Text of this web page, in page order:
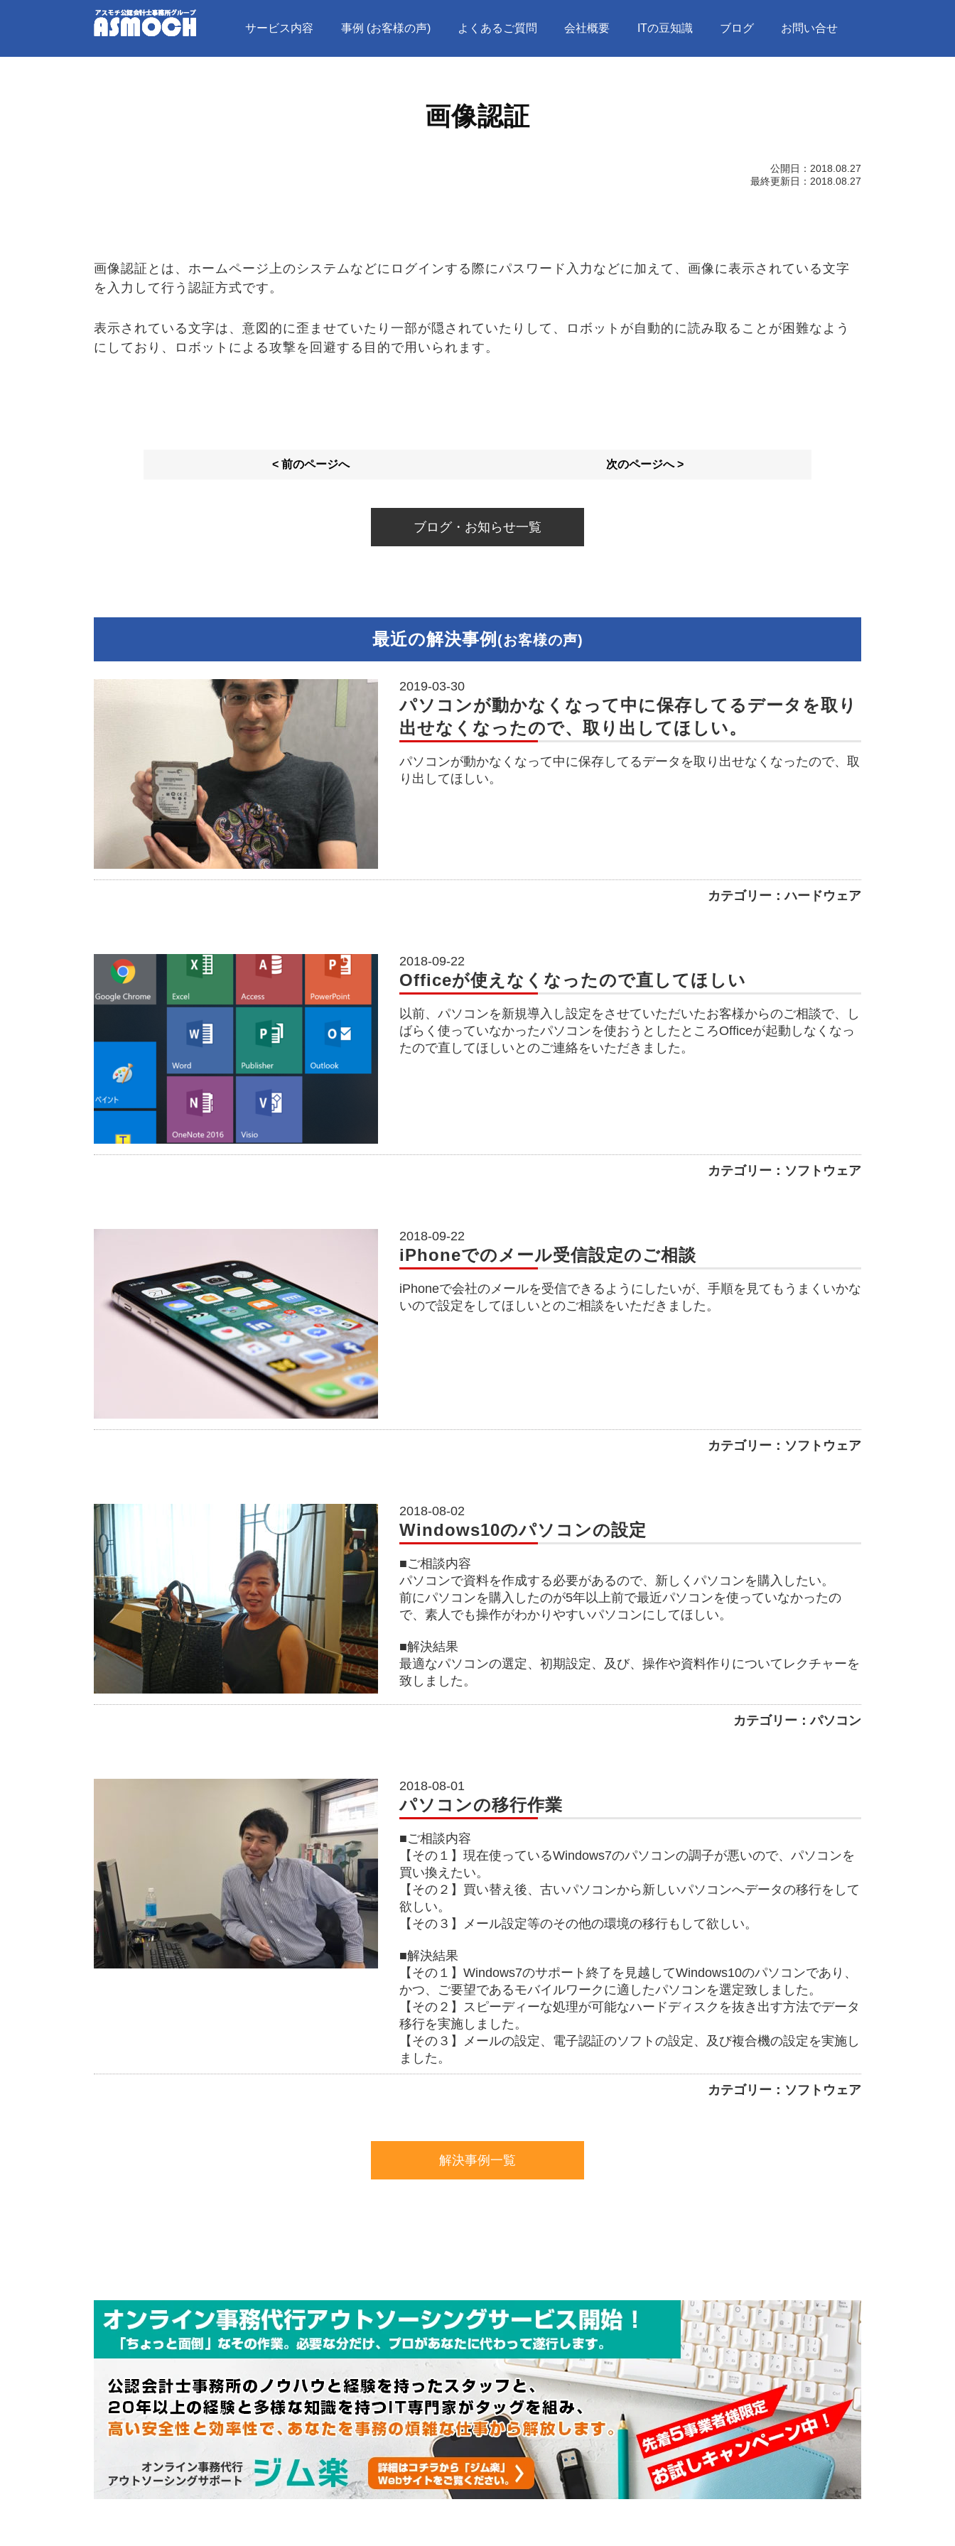
サービス内容 事例 (お客様の声) よくあるご質問 会社概要 ITの豆知識 ブログ お問い合せ
画像認証
公開日： 2018.08.27
最終更新日： 2018.08.27
画像認証とは、ホームページ上のシステムなどにログインする際にパスワード入力などに加えて、画像に表示されている文字
を入力して行う認証方式です。
表示されている文字は、意図的に歪ませていたり一部が隠されていたりして、ロボットが自動的に読み取ることが困難なよう
にしており、ロボットによる攻撃を回避する目的で用いられます。
< 前のページへ 次のページへ >
ブログ・お知らせ一覧
最近の解決事例 (お客様の声)
2019-03-30
パソコンが動かなくなって中に保存してるデータを取り
出せなくなったので、取り出してほしい。
パソコンが動かなくなって中に保存してるデータを取り出せなくなったので、取
り出してほしい。
カテゴリー：ハードウェア
2018-09-22
Officeが使えなくなったので直してほしい
以前、パソコンを新規導入し設定をさせていただいたお客様からのご相談で、し
ばらく使っていなかったパソコンを使おうとしたところOfficeが起動しなくなっ
たので直してほしいとのご連絡をいただきました。
カテゴリー：ソフトウェア
2018-09-22
iPhoneでのメール受信設定のご相談
iPhoneで会社のメールを受信できるようにしたいが、手順を見てもうまくいかな
いので設定をしてほしいとのご相談をいただきました。
カテゴリー：ソフトウェア
2018-08-02
Windows10のパソコンの設定
■ご相談内容
パソコンで資料を作成する必要があるので、新しくパソコンを購入したい。
前にパソコンを購入したのが5年以上前で最近パソコンを使っていなかったの
で、素人でも操作がわかりやすいパソコンにしてほしい。
■解決結果
最適なパソコンの選定、初期設定、及び、操作や資料作りについてレクチャーを
致しました。
カテゴリー：パソコン
2018-08-01
パソコンの移行作業
■ご相談内容
【その１】現在使っているWindows7のパソコンの調子が悪いので、パソコンを
買い換えたい。
【その２】買い替え後、古いパソコンから新しいパソコンへデータの移行をして
欲しい。
【その３】メール設定等のその他の環境の移行もして欲しい。
■解決結果
【その１】Windows7のサポート終了を見越してWindows10のパソコンであり、
かつ、ご要望であるモバイルワークに適したパソコンを選定致しました。
【その２】スピーディーな処理が可能なハードディスクを抜き出す方法でデータ
移行を実施しました。
【その３】メールの設定、電子認証のソフトの設定、及び複合機の設定を実施し
ました。
カテゴリー：ソフトウェア
解決事例一覧